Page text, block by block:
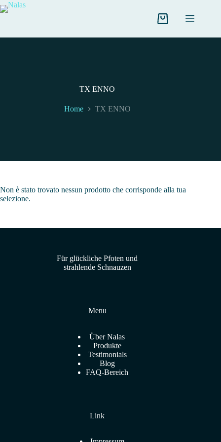
Salta
al
Carrello
TX ENNO
Home TX ENNO
Non è stato trovato nessun prodotto che corrisponde alla tua
selezione.
Für glückliche Pfoten und
strahlende Schnauzen
Menu
Über Nalas
Produkte
Testimonials
Blog
FAQ-Bereich
Link